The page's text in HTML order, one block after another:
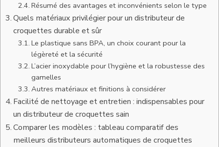
Résumé des avantages et inconvénients selon le type
Quels matériaux privilégier pour un distributeur de
croquettes durable et sûr
Le plastique sans BPA, un choix courant pour la
légèreté et la sécurité
L’acier inoxydable pour l’hygiène et la robustesse des
gamelles
Autres matériaux et finitions à considérer
Facilité de nettoyage et entretien : indispensables pour
un distributeur de croquettes sain
Comparer les modèles : tableau comparatif des
meilleurs distributeurs automatiques de croquettes